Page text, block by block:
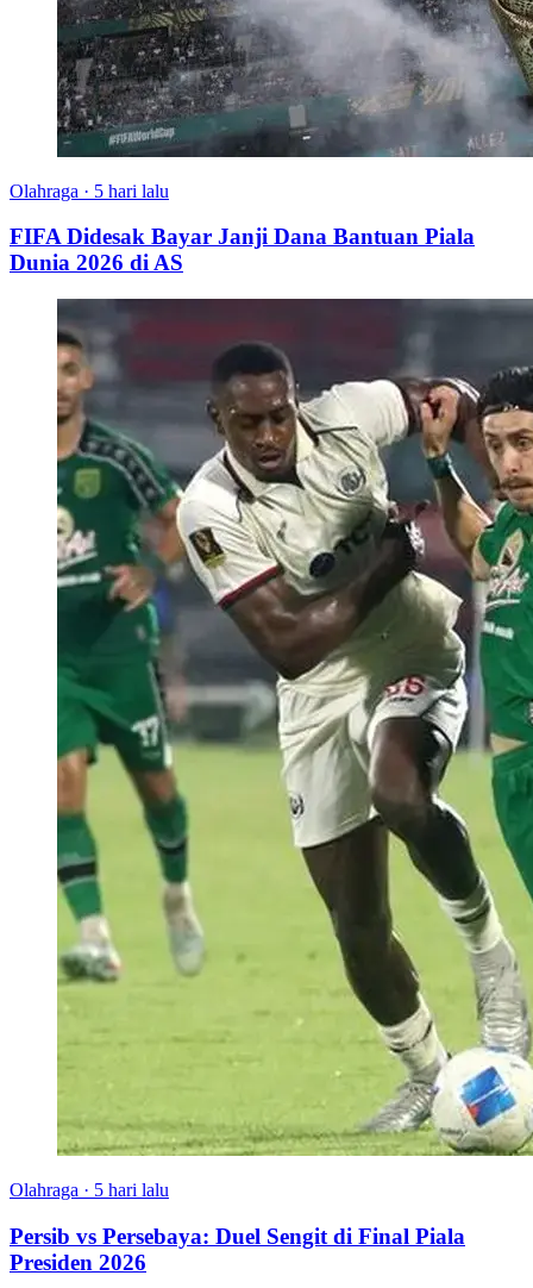
Olahraga · 5 hari lalu
FIFA Didesak Bayar Janji Dana Bantuan Piala
Dunia 2026 di AS
Olahraga · 5 hari lalu
Persib vs Persebaya: Duel Sengit di Final Piala
Presiden 2026